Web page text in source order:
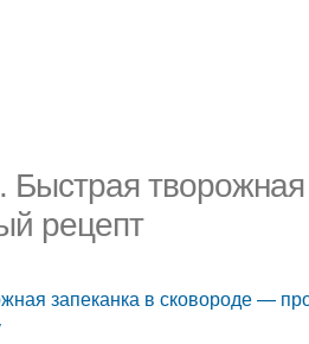
Быстрая
рецепт
запеканка в сковороде —